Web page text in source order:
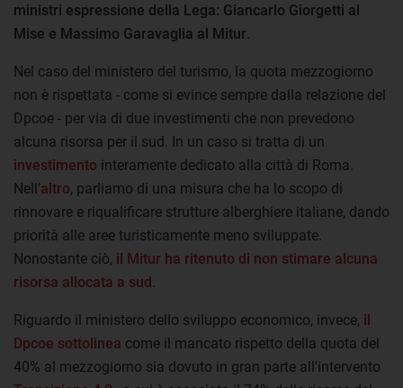
ministri espressione della Lega: Giancarlo Giorgetti al
Mise e Massimo Garavaglia al Mitur
Nel caso del ministero del turismo, la quota mezzogiorno
non è rispettata - come si evince sempre dalla relazione del
Dpcoe - per via di due investimenti che non prevedono
alcuna risorsa per il sud. In un caso si tratta di un
investimento interamente dedicato alla città di Roma.
Nell'altro, parliamo di una misura che ha lo scopo di
rinnovare e riqualificare strutture alberghiere italiane, dando
priorità alle aree turisticamente meno sviluppate.
Nonostante ciò, il Mitur ha ritenuto di non stimare alcuna
risorsa allocata a sud
Riguardo il ministero dello sviluppo economico, invece, il
Dpcoe sottolinea come il mancato rispetto della quota del
40% al mezzogiorno sia dovuto in gran parte all'intervento